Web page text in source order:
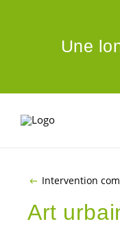
Une
Intervention
Art